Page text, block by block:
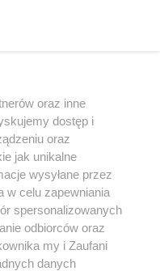
oraz inne
dostęp i
oraz
jak unikalne
wysyłane przez
w celu zapewniania
spersonalizowanych
odbiorców oraz
my i Zaufani
danych